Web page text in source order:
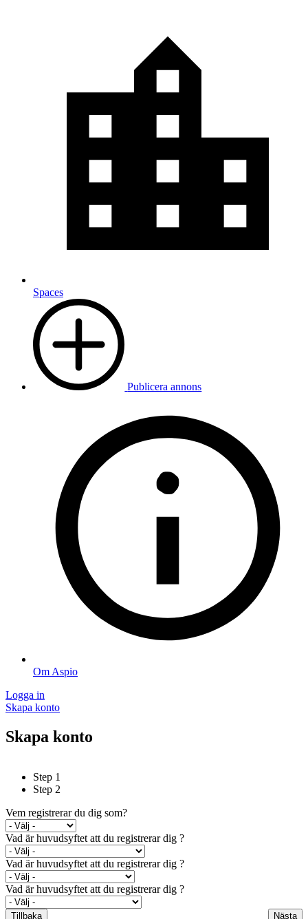
Spaces
Publicera annons
Om Aspio
Logga in
Skapa konto
Skapa konto
Step 1
Step 2
Vem registrerar du dig som?
Vad är huvudsyftet att du registrerar dig ?
Vad är huvudsyftet att du registrerar dig ?
Vad är huvudsyftet att du registrerar dig ?
Tillbaka Nästa